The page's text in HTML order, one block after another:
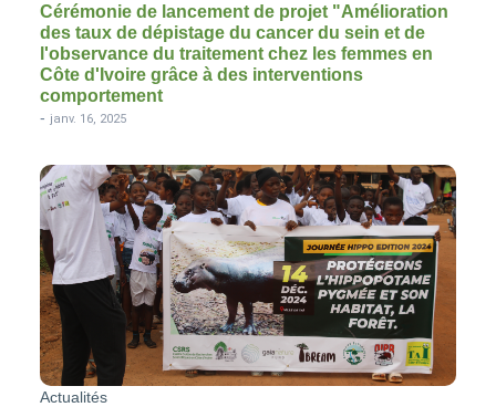
Cérémonie de lancement de projet "Amélioration
des taux de dépistage du cancer du sein et de
l'observance du traitement chez les femmes en
Côte d'Ivoire grâce à des interventions
comportement
- janv. 16, 2025
Actualités